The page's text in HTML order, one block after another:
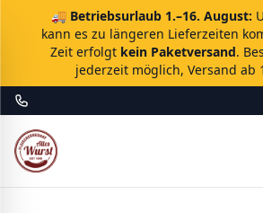
🚚 Betriebsurlaub 1.–16. August:
kann es zu längeren Lieferzeiten
Zeit erfolgt kein Paketversand.
jederzeit möglich, Versand ab